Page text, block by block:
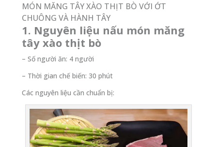
MÓN MĂNG TÂY XÀO THỊT BÒ VỚI ỚT
CHUÔNG VÀ HÀNH TÂY
1. Nguyên liệu nấu món măng
tây xào thịt bò
– Số người ăn: 4 người
– Thời gian chế biến: 30 phút
Các nguyên liệu cần chuẩn bị: